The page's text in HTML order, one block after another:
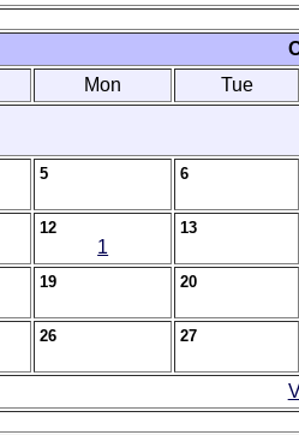
Mon Tue
5 6
12
1
13
19 20
26 27